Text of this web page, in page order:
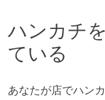
ハンカチ
ている
あなたが店でハン